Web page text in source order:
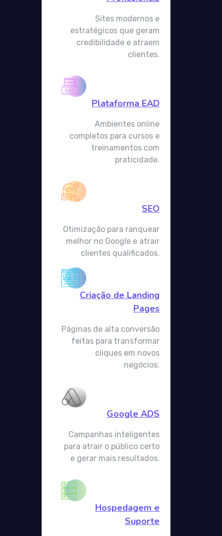
Sites modernos e
estratégicos que geram
credibilidade e atraem
clientes.
Plataforma EAD
Ambientes online
completos para cursos e
treinamentos com
praticidade.
SEO
Otimização para ranquear
melhor no Google e atrair
clientes qualificados.
Criação de Landing
Pages
Páginas de alta conversão
feitas para transformar
cliques em novos
negócios.
Google ADS
Campanhas inteligentes
para atrair o público certo
e gerar mais resultados.
Hospedagem e
Suporte​